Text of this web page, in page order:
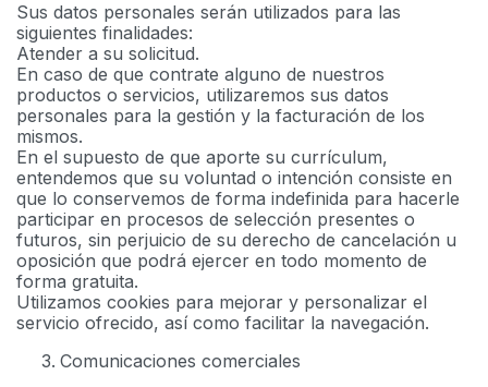
Sus datos personales serán utilizados para las
siguientes finalidades:
Atender a su solicitud.
En caso de que contrate alguno de nuestros
productos o servicios, utilizaremos sus datos
personales para la gestión y la facturación de los
mismos.
En el supuesto de que aporte su currículum,
entendemos que su voluntad o intención consiste en
que lo conservemos de forma indefinida para hacerle
participar en procesos de selección presentes o
futuros, sin perjuicio de su derecho de cancelación u
oposición que podrá ejercer en todo momento de
forma gratuita.
Utilizamos cookies para mejorar y personalizar el
servicio ofrecido, así como facilitar la navegación.
Comunicaciones comerciales